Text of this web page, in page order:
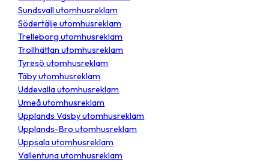
Sundsvall utomhusreklam
Södertälje utomhusreklam
Trelleborg utomhusreklam
Trollhättan utomhusreklam
Tyresö utomhusreklam
Täby utomhusreklam
Uddevalla utomhusreklam
Umeå utomhusreklam
Upplands Väsby utomhusreklam
Upplands-Bro utomhusreklam
Uppsala utomhusreklam
Vallentuna utomhusreklam